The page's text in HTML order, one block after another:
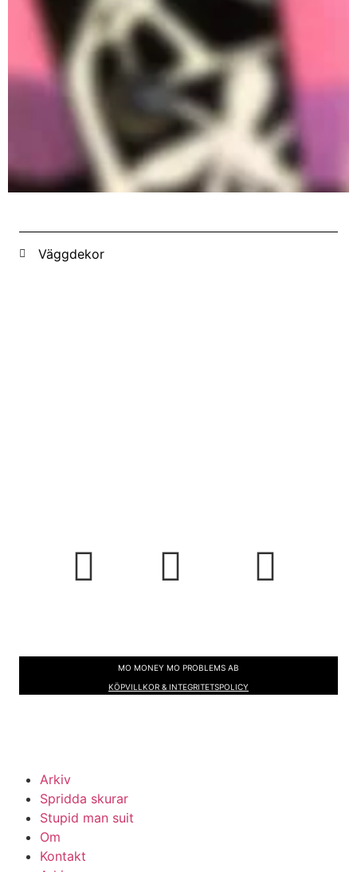
Väggdekor
MO MONEY MO PROBLEMS AB
KÖPVILLKOR & INTEGRITETSPOLICY
Arkiv
Spridda skurar
Stupid man suit
Om
Kontakt